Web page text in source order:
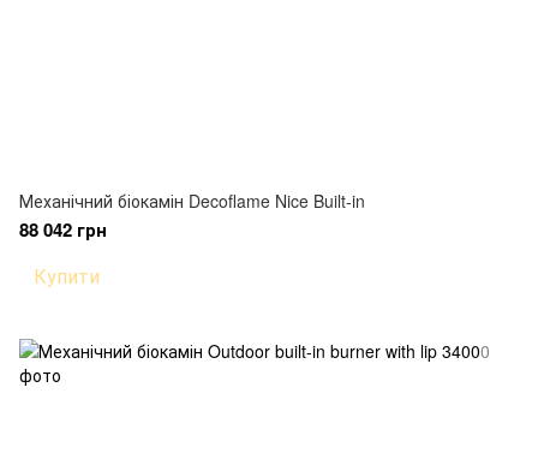
Механічний біокамін Decoflame Nice Built-in
88 042 грн
Купити